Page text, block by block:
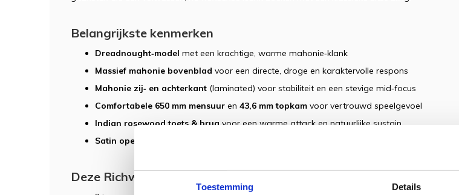
Toestemming Details
Belangrijkste kenmerken
Dreadnought‑model met een krachtige, warme mahonie‑klank
Massief mahonie bovenblad voor een directe, droge en karaktervolle respons
Mahonie zij‑ en achterkant (laminated) voor stabiliteit en een stevige mid‑focus
Comfortabele 650 mm mensuur en 43,6 mm topkam voor vertrouwd speelgevoel
Indian rosewood toets & brug voor een warme attack en natuurlijke sustain
Satin open‑pore afwerking
Deze Richwood wordt geleverd inclusief: